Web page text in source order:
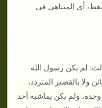
أي المتناهي في
لم يكن رسول الله
ولا بالقصير المتردد،
ولم يكن يماشيه أحد